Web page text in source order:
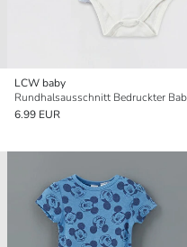
LCW baby
6.99 EUR